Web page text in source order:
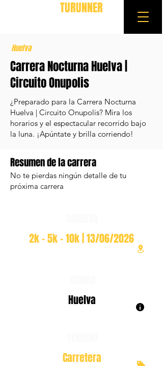
TURUNNER
Huelva
Carrera Nocturna Huelva |
Circuito Onupolis
¿Preparado para la Carrera Nocturna
Huelva | Circuito Onupolis? Mira los
horarios y el espectacular recorrido bajo
la luna. ¡Apúntate y brilla corriendo!
Resumen de la carrera
No te pierdas ningún detalle de tu
próxima carrera
2k - 5k - 10k | 13/06/2026
Huelva
Carretera